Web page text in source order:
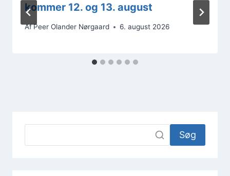
kommer 12. og 13. august
AfPeer Olander Nørgaard 6. august 2026
Søg